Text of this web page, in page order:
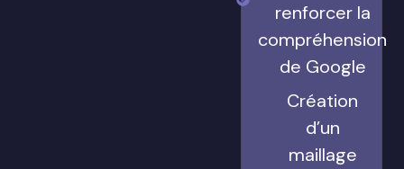
renforcer la
compréhension
de Google
Création
d’un
maillage